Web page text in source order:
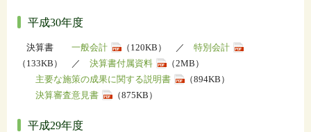
平成30年度
決算書 一般会計 （120KB） ／ 特別会計
（133KB） ／ 決算書付属資料
（2MB）
主要な施策の成果に関する説明書
（894KB）
決算審査意見書
（875KB）
平成29年度